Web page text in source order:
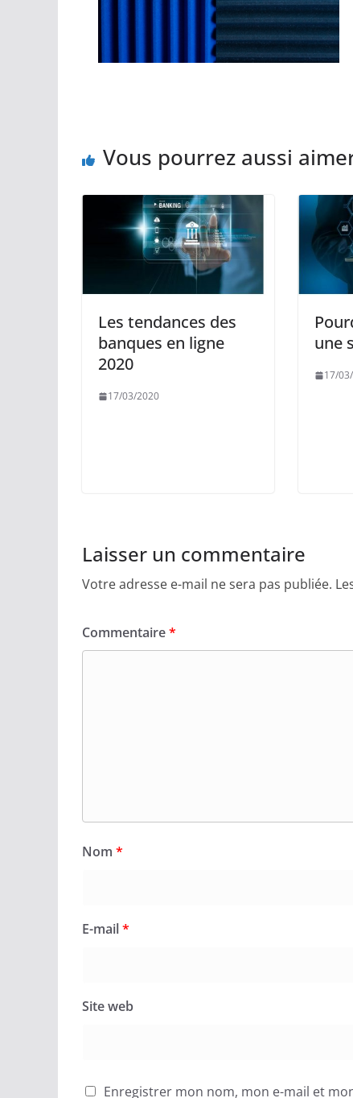
Vous pourrez aussi
Les tendances des
banques en ligne
2020
17/03/2020
une
17/
Laisser un commentaire
Votre adresse e-mail ne sera pas publiée.
Commentaire*
Nom *
E-mail*
Site web
Enregistrer mon nom, mon e-mail et